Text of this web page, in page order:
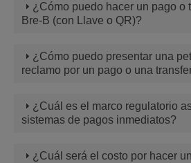
¿Cómo puedo hacer un pago o
Bre-B (con Llave o QR)?
¿Cómo puedo presentar una
reclamo por un pago o una
¿Cuál es el marco regulatorio
sistemas de pagos inmediatos?
¿Cuál será el costo por hacer